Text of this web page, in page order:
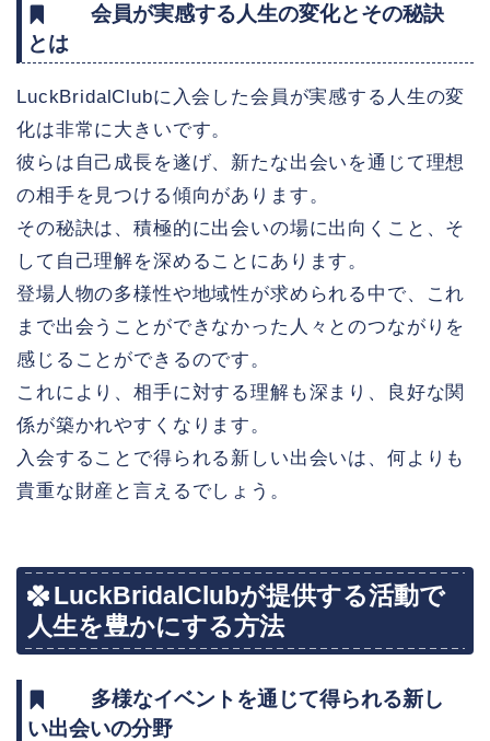
会員が実感する人生の変化とその秘訣
とは
LuckBridalClubに入会した会員が実感する人生の変
化は非常に大きいです。
彼らは自己成長を遂げ、新たな出会いを通じて理想
の相手を見つける傾向があります。
その秘訣は、積極的に出会いの場に出向くこと、そ
して自己理解を深めることにあります。
登場人物の多様性や地域性が求められる中で、これ
まで出会うことができなかった人々とのつながりを
感じることができるのです。
これにより、相手に対する理解も深まり、良好な関
係が築かれやすくなります。
入会することで得られる新しい出会いは、何よりも
貴重な財産と言えるでしょう。
LuckBridalClubが提供する活動で
人生を豊かにする方法
多様なイベントを通じて得られる新し
い出会いの分野